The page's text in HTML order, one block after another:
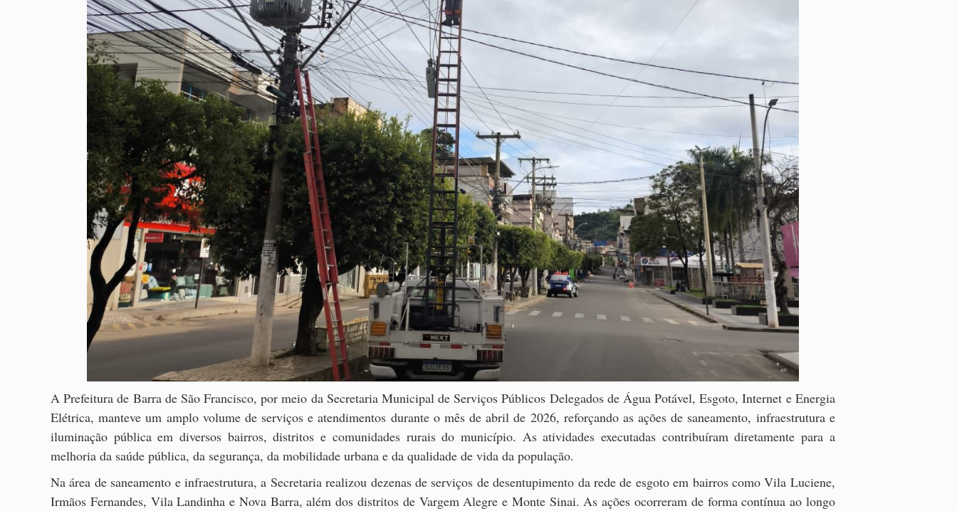
A Prefeitura de Barra de São Francisco, por meio da Secretaria Municipal de Serviços Públicos Delegados de Água Potável, Esgoto, Internet e Energia
Elétrica, manteve um amplo volume de serviços e atendimentos durante o mês de abril de 2026, reforçando as ações de saneamento, infraestrutura e
iluminação pública em diversos bairros, distritos e comunidades rurais do município. As atividades executadas contribuíram diretamente para a
melhoria da saúde pública, da segurança, da mobilidade urbana e da qualidade de vida da população.
Na área de saneamento e infraestrutura, a Secretaria realizou dezenas de serviços de desentupimento da rede de esgoto em bairros como Vila Luciene,
Irmãos Fernandes, Vila Landinha e Nova Barra, além dos distritos de Vargem Alegre e Monte Sinai. As ações ocorreram de forma contínua ao longo